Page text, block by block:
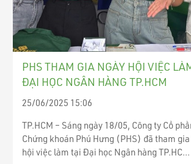
PHS THAM GIA NGÀY HỘI VIỆC
ĐẠI HỌC NGÂN HÀNG TP.HCM
25/06/2025 15:06
TP.HCM – Sáng ngày 18/05, Công ty Cổ
Chứng khoán Phú Hưng (PHS) đã tham
hội việc làm tại Đại học Ngân hàng TP.HC...